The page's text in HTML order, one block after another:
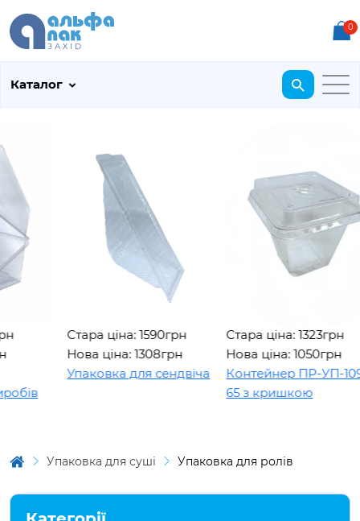
0
Каталог
Стара ціна: 1590грн
Нова ціна: 1308грн
Упаковка для сендвіча
Стара ціна: 1323грн
Нова ціна: 1050грн
Контейнер ПР-УП-109 х
65 з кришкою
Упаковка для суші Упаковка для ролів